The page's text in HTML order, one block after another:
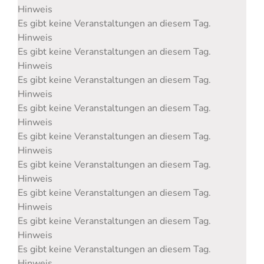
Hinweis
Es gibt keine Veranstaltungen an diesem Tag.
Hinweis
Es gibt keine Veranstaltungen an diesem Tag.
Hinweis
Es gibt keine Veranstaltungen an diesem Tag.
Hinweis
Es gibt keine Veranstaltungen an diesem Tag.
Hinweis
Es gibt keine Veranstaltungen an diesem Tag.
Hinweis
Es gibt keine Veranstaltungen an diesem Tag.
Hinweis
Es gibt keine Veranstaltungen an diesem Tag.
Hinweis
Es gibt keine Veranstaltungen an diesem Tag.
Hinweis
Es gibt keine Veranstaltungen an diesem Tag.